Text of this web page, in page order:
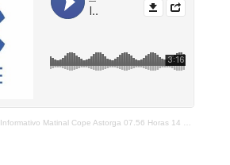
Informativo Matinal Cope Astorga 07.56 Horas 14 de Diciembre 2021